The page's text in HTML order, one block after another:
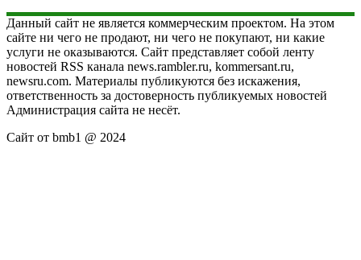
Данный сайт не является коммерческим проектом. На этом
сайте ни чего не продают, ни чего не покупают, ни какие
услуги не оказываются. Сайт представляет собой ленту
новостей RSS канала news.rambler.ru, kommersant.ru,
newsru.com. Материалы публикуются без искажения,
ответственность за достоверность публикуемых новостей
Администрация сайта не несёт.
Сайт от bmb1 @ 2024